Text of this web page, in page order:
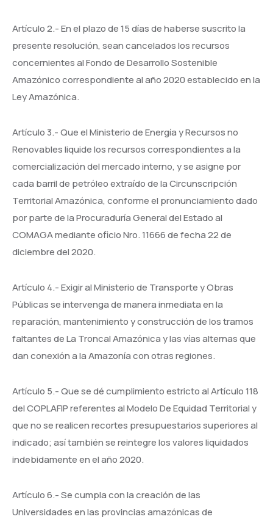
Artículo 2.- En el plazo de 15 días de haberse suscrito la
presente resolución, sean cancelados los recursos
concernientes al Fondo de Desarrollo Sostenible
Amazónico correspondiente al año 2020 establecido en la
Ley Amazónica.
Artículo 3.- Que el Ministerio de Energía y Recursos no
Renovables liquide los recursos correspondientes a la
comercialización del mercado interno, y se asigne por
cada barril de petróleo extraído de la Circunscripción
Territorial Amazónica, conforme el pronunciamiento dado
por parte de la Procuraduría General del Estado al
COMAGA mediante oficio Nro. 11666 de fecha 22 de
diciembre del 2020.
Artículo 4.- Exigir al Ministerio de Transporte y Obras
Públicas se intervenga de manera inmediata en la
reparación, mantenimiento y construcción de los tramos
faltantes de La Troncal Amazónica y las vías alternas que
dan conexión a la Amazonía con otras regiones.
Artículo 5.- Que se dé cumplimiento estricto al Artículo 118
del COPLAFIP referentes al Modelo De Equidad Territorial y
que no se realicen recortes presupuestarios superiores al
indicado; así también se reintegre los valores liquidados
indebidamente en el año 2020.
Artículo 6.- Se cumpla con la creación de las
Universidades en las provincias amazónicas de